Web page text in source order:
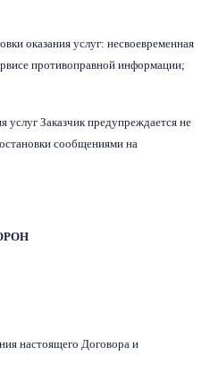
оказания услуг: несвоевременная
противоправной информации;
услуг Заказчик предупреждается не
сообщениями на
настоящего Договора и